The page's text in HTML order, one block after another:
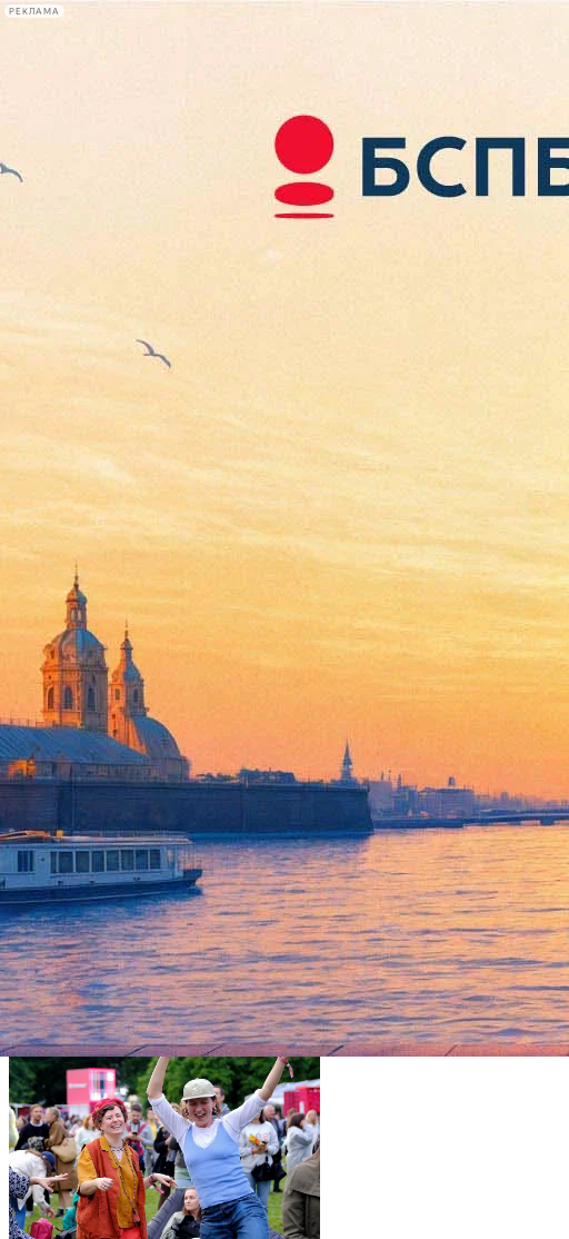
РЕКЛАМА
лекции
книги
В Великобритании продолжат
09 ноября 2014,
В Великобритании снимут шестой сезон популярного во всем мире
показана жизнь британского общества начала XX века. Об этом
Показ пятого сезона "Аббатства Даунтон" завершается в
является очень высоким показателем для страны, население которой
"Мы получили великолепные отклики на сюжетную линию, игру
пикчерс" Гарет Ним. – Вся наша команда воодушевлена тем, что мы
любимыми персонажами".
В 2011 году "Аббатство Даунтон" было признано в США лучшим мини-
телевизионный фильм. В Книгу рекордов Гиннесса "Аббатство
Источник:ТАСС